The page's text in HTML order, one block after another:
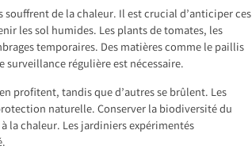
souffrent de la chaleur. Il est crucial d’anticiper ces
les sol humides. Les plants de tomates, les
temporaires. Des matières comme le paillis
régulière est nécessaire.
profitent, tandis que d’autres se brûlent. Les
naturelle. Conserver la biodiversité du
la chaleur. Les jardiniers expérimentés